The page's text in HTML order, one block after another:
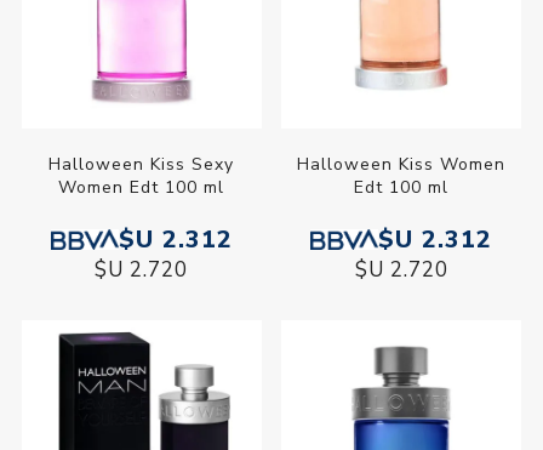
Halloween Kiss Sexy
Women Edt 100 ml
$U 2.312
$U 2.720
Halloween Kiss Women
Edt 100 ml
$U 2.312
$U 2.720